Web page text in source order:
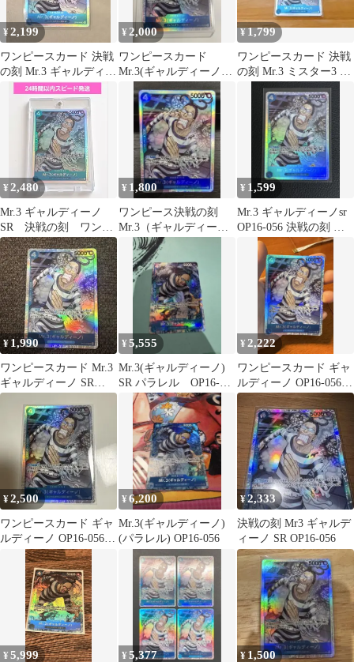
¥2,199
ワンピースカード 決戦
の刻 Mr.3 ギャルディー
ノ SR
¥ 2,000
ワンピースカード
Mr.3(ギャルディーノ)
SR [OP16-056]決戦の刻
¥1,799
ワンピースカード 決戦
の刻 Mr.3 ミスター3 SR
ギャルディーノ
¥2,480
Mr.3 ギャルディーノ
SR 決戦の刻 ワンピ
ースカード
¥ 1,800
ワンピース決戦の刻
Mr.3（ギャルディー
ノ)SR OP16-056
¥ 1,599
Mr.3 ギャルディーノsr
OP16-056 決戦の刻 ワ
ンピースカード
¥ 1,990
ワンピースカード Mr.3
ギャルディーノ SR
OP16-056 決戦の刻
¥5,555
Mr.3(ギャルディーノ)
SR パラレル OP16-
056 決戦の刻
¥2,222
ワンピースカード ギャ
ルディーノ OP16-056
SR パラレル 決戦の刻
¥2,500
ワンピースカード ギャ
ルディーノ OP16-056
SR パラレル 決戦の刻
¥6,200
Mr.3(ギャルディーノ)
(パラレル) OP16-056
¥2,333
決戦の刻 Mr3 ギャルデ
ィーノ SR OP16-056
¥5,999 ¥5,377 ¥ 1,500